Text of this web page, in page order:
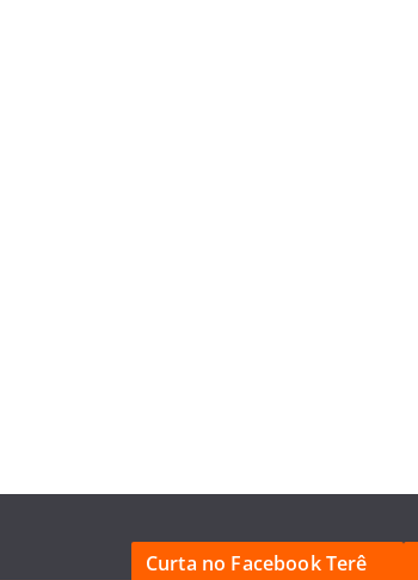
Curta no Facebook Terê